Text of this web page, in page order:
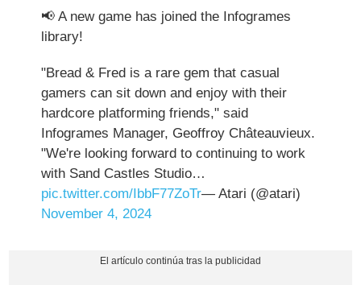
📢 A new game has joined the Infogrames
library!
"Bread & Fred is a rare gem that casual
gamers can sit down and enjoy with their
hardcore platforming friends," said
Infogrames Manager, Geoffroy Châteauvieux.
"We're looking forward to continuing to work
with Sand Castles Studio…
pic.twitter.com/IbbF77ZoTr— Atari (@atari)
November 4, 2024